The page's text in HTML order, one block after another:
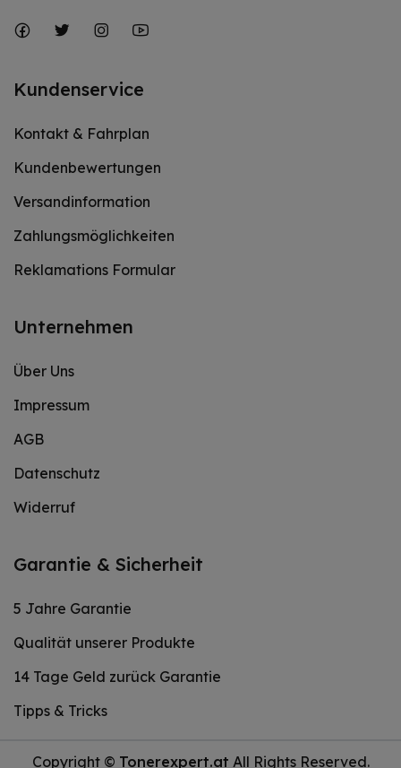
Kundenservice
Kontakt & Fahrplan
Kundenbewertungen
Versandinformation
Zahlungsmöglichkeiten
Reklamations Formular
Unternehmen
Über Uns
Impressum
AGB
Datenschutz
Widerruf
Garantie & Sicherheit
5 Jahre Garantie
Qualität unserer Produkte
14 Tage Geld zurück Garantie
Tipps & Tricks
Copyright © Tonerexpert.at All Rights Reserved.